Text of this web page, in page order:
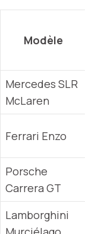
Modèle
Mercedes SLR
McLaren
Ferrari Enzo
Porsche
Carrera GT
Lamborghini